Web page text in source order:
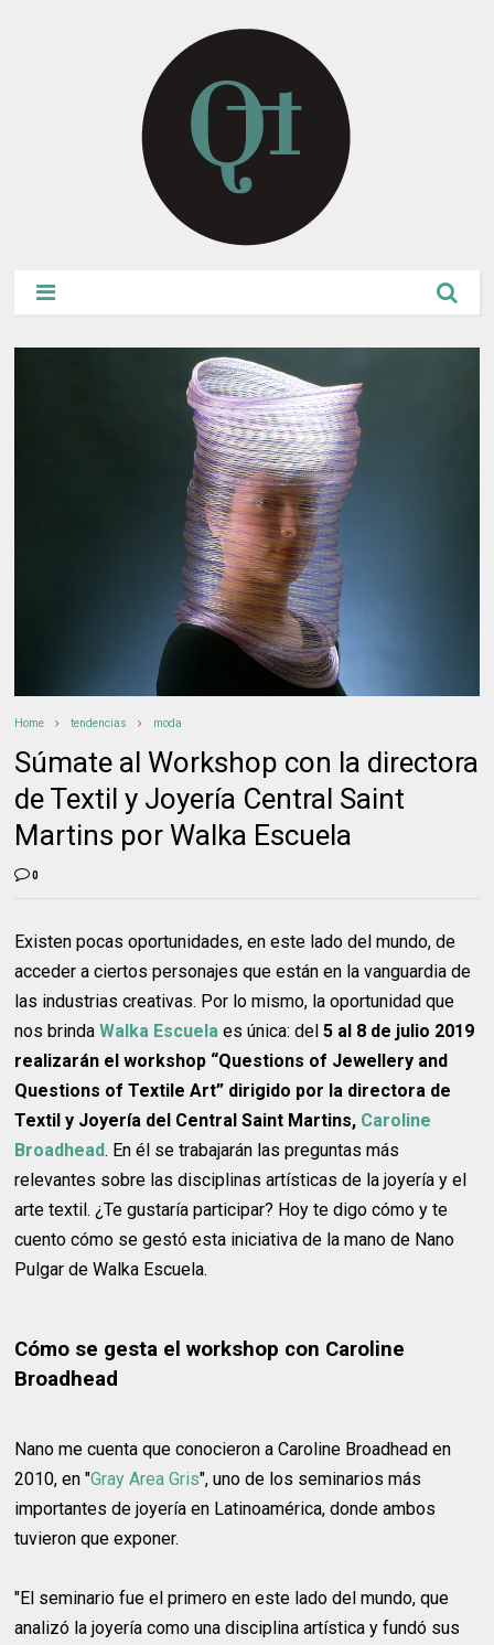
Home tendencias moda
Súmate al Workshop con la directora
de Textil y Joyería Central Saint
Martins por Walka Escuela
0
Existen pocas oportunidades, en este lado del mundo, de
acceder a ciertos personajes que están en la vanguardia de
las industrias creativas. Por lo mismo, la oportunidad que
nos brindaWalka Escuela es única: del5 al 8 de julio 2019
realizarán el workshop “Questions of Jewellery and
Questions of Textile Art” dirigido por la directora de
Textil y Joyería del Central Saint Martins, Caroline
Broadhead. En él se trabajarán las preguntas más
relevantes sobre las disciplinas artísticas de la joyería y el
arte textil. ¿Te gustaría participar? Hoy te digo cómo y te
cuento cómo se gestó esta iniciativa de la mano de Nano
Pulgar de Walka Escuela.
Cómo se gesta el workshop con Caroline
Broadhead
Nano me cuenta que conocieron a Caroline Broadhead en
2010, en "Gray Area Gris", uno de los seminarios más
importantes de joyería en Latinoamérica, donde ambos
tuvieron que exponer.
"El seminario fue el primero en este lado del mundo, que
analizó la joyería como una disciplina artística y fundó sus